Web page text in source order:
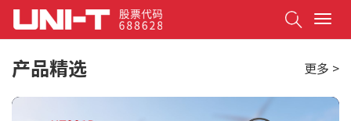
T
o
g
e
产品精选 更多 >